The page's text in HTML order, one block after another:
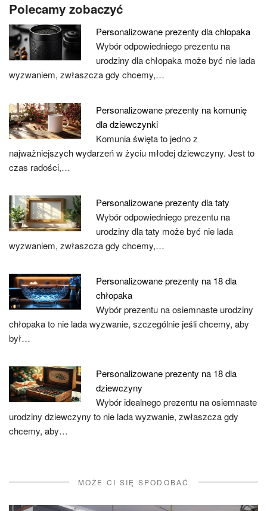
Polecamy zobaczyć
Personalizowane prezenty dla chlopaka
Wybór odpowiedniego prezentu na
urodziny dla chłopaka może być nie lada
wyzwaniem, zwłaszcza gdy chcemy,…
Personalizowane prezenty na komunię
dla dziewczynki
Komunia święta to jedno z
najważniejszych wydarzeń w życiu młodej dziewczyny. Jest to
czas radości,…
Personalizowane prezenty dla taty
Wybór odpowiedniego prezentu na
urodziny dla taty może być nie lada
wyzwaniem, zwłaszcza gdy chcemy,…
Personalizowane prezenty na 18 dla
chłopaka
Wybór prezentu na osiemnaste urodziny
chłopaka to nie lada wyzwanie, szczególnie jeśli chcemy, aby
był…
Personalizowane prezenty na 18 dla
dziewczyny
Wybór idealnego prezentu na osiemnaste
urodziny dziewczyny to nie lada wyzwanie, zwłaszcza gdy
chcemy, aby…
MOŻE CI SIĘ SPODOBAĆ